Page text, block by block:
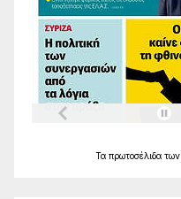
Τα πρωτοσέλιδα των